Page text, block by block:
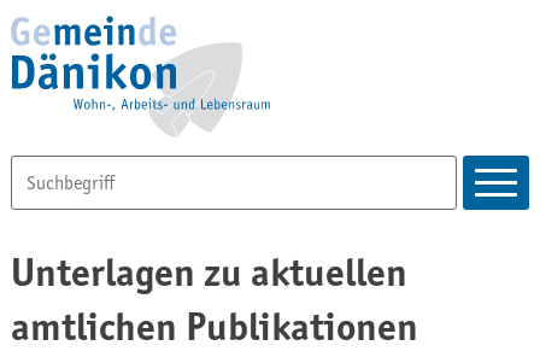
Unterlagen zu aktuellen
amtlichen Publikationen